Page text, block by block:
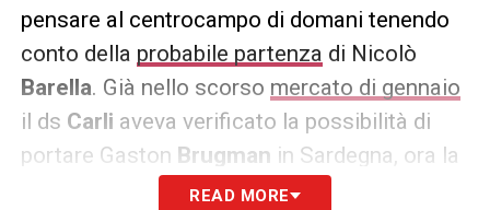
pensare al centrocampo di domani tenendo
conto della probabile partenza di Nicolò
Barella. Già nello scorso mercato di gennaio
il ds Carli aveva verificato la possibilità di
portare Gaston Brugman in Sardegna, ora la
pista è tornata a scaldarsi. L’uruguagio del
READ MORE